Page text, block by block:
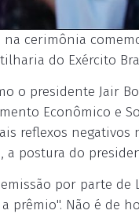
na cerimônia
do Exército
o presidente Jair
Econômico e
reflexos
a postura do
por parte de
a prêmio". Não é de